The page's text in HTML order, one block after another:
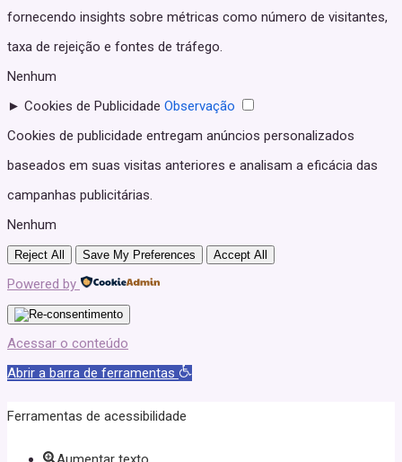
fornecendo insights sobre métricas como número de visitantes,
taxa de rejeição e fontes de tráfego.
Nenhum
► Cookies de Publicidade Observação
Cookies de publicidade entregam anúncios personalizados
baseados em suas visitas anteriores e analisam a eficácia das
campanhas publicitárias.
Nenhum
Reject All Save My Preferences Accept All
Powered by
Acessar o conteúdo
Abrir a barra de ferramentas
Ferramentas de acessibilidade